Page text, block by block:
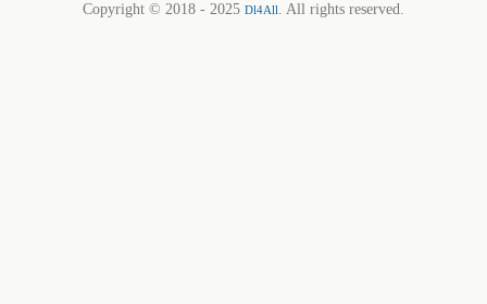
Copyright © 2018 - 2025 Dl4All. All rights reserved.